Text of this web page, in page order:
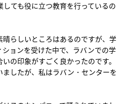
ても役に立つ教育を行っているの
らしいところはあるのですが、学
ョンを受けた中で、ラバンでの学
の印象がすごく良かったのです。
したが、私はラバン・センターを